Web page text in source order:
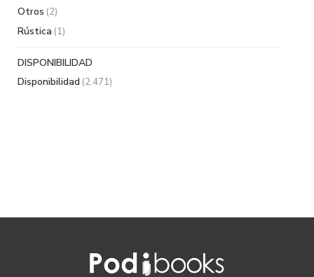
Otros (2)
Rústica (1)
DISPONIBILIDAD
Disponibilidad (2.471)